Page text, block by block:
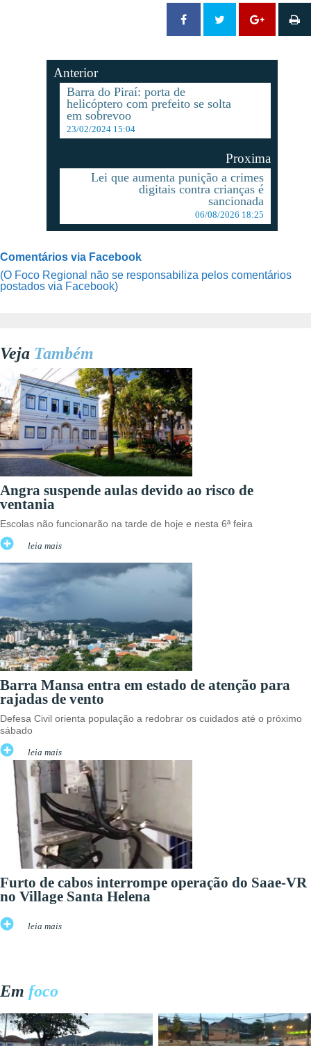
Anterior
Barra do Piraí: porta de
helicóptero com prefeito se solta
em sobrevoo
23/02/2024 15:04
Proxima
Lei que aumenta punição a crimes
digitais contra crianças é
sancionada
06/08/2026 18:25
Comentários via Facebook
(O Foco Regional não se responsabiliza pelos comentários
postados via Facebook)
Veja Também
Angra suspende aulas devido ao risco de
ventania
Escolas não funcionarão na tarde de hoje e nesta 6ª feira
leia mais
Barra Mansa entra em estado de atenção para
rajadas de vento
Defesa Civil orienta população a redobrar os cuidados até o próximo
sábado
leia mais
Furto de cabos interrompe operação do Saae-VR
no Village Santa Helena
leia mais
Em foco